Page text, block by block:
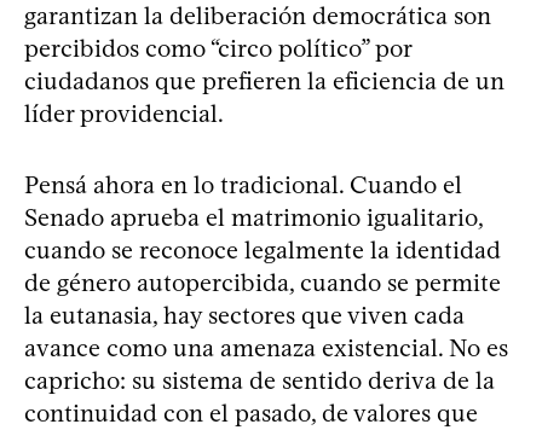
garantizan la deliberación democrática son
percibidos como “circo político” por
ciudadanos que prefieren la eficiencia de un
líder providencial.
Pensá ahora en lo tradicional. Cuando el
Senado aprueba el matrimonio igualitario,
cuando se reconoce legalmente la identidad
de género autopercibida, cuando se permite
la eutanasia, hay sectores que viven cada
avance como una amenaza existencial. No es
capricho: su sistema de sentido deriva de la
continuidad con el pasado, de valores que